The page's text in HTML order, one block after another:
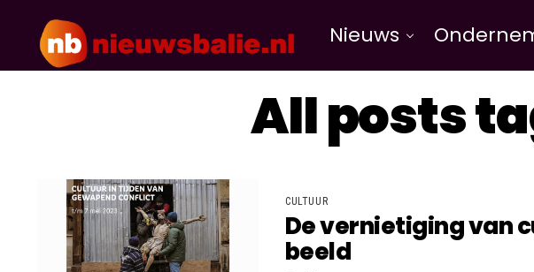
Nieuws
All posts
CULTUUR
De vernietiging van
beeld